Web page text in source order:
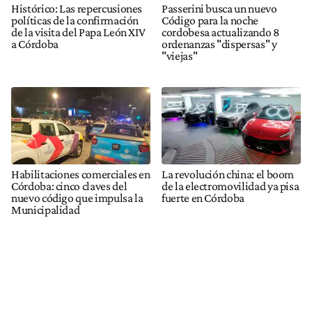
Histórico: Las repercusiones
políticas de la confirmación
de la visita del Papa León XIV
a Córdoba
Passerini busca un nuevo
Código para la noche
cordobesa actualizando 8
ordenanzas "dispersas" y
"viejas"
Habilitaciones comerciales en
Córdoba: cinco claves del
nuevo código que impulsa la
Municipalidad
La revolución china: el boom
de la electromovilidad ya pisa
fuerte en Córdoba